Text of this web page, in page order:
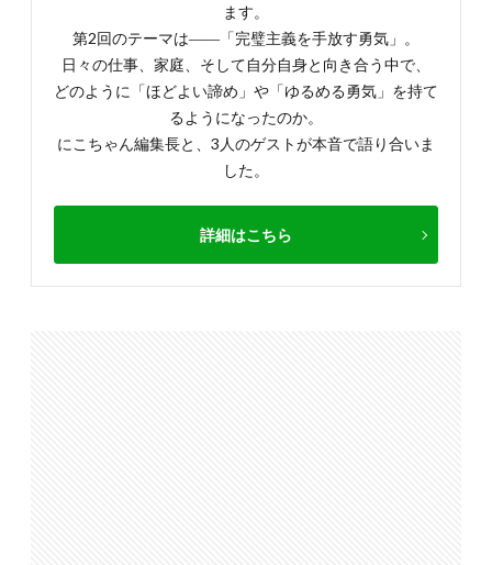
ます。
第2回のテーマは――「完璧主義を手放す勇気」。
日々の仕事、家庭、そして自分自身と向き合う中で、
どのように「ほどよい諦め」や「ゆるめる勇気」を持て
るようになったのか。
にこちゃん編集長と、3人のゲストが本音で語り合いま
した。
詳細はこちら